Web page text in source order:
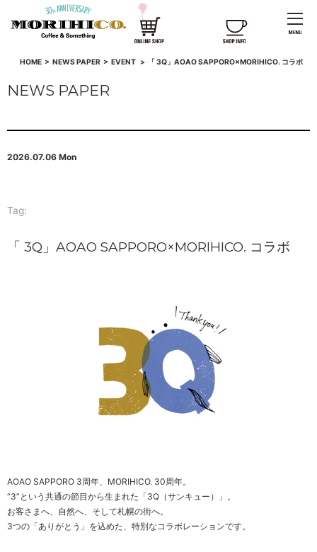
HOME> NEWS PAPER> EVENT > 「 3Q」AOAO SAPPORO×MORIHICO. コラボ
NEWS PAPER
2026.07.06 Mon
Tag:
「 3Q」AOAO SAPPORO×MORIHICO. コラボ
AOAO SAPPORO 3周年、MORIHICO. 30周年。
“3”という共通の節目から生まれた「3Q（サンキュー）」。
お客さまへ、自然へ、そして札幌の街へ。
3つの「ありがとう」を込めた、特別なコラボレーションです。